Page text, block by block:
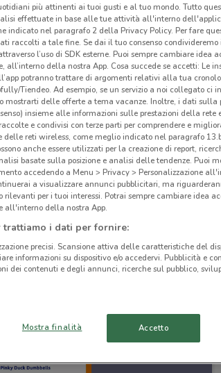
più attinenti ai tuoi gusti e al tuo mondo. Tutto
effettuate in base alle tue attività all'interno
indicato nel paragrafo 2 della Privacy Policy. Per fare
raccolti a tale fine. Se dai il tuo consenso
l’uso di SDK esterne. Puoi sempre cambiare idea
all’interno della nostra App. Cosa succede se accetti: Le
potranno trattare di argomenti relativi alla tua
Tiendeo. Ad esempio, se un servizio a noi collegato ci
mostrarti delle offerte a tema vacanze. Inoltre, i dati sulla
insieme alle informazioni sulle prestazioni della
raccolte e condivisi con terze parti per comprendere e
delle reti wireless, come meglio indicato nel paragrafo
anche essere utilizzati per la creazione di report,
basate sulla posizione e analisi delle tendenze. Puoi
accedendo a Menu > Privacy > Personalizzazione
a visualizzare annunci pubblicitari, ma
rilevanti per i tuoi interessi. Potrai sempre cambiare idea
all'interno della nostra App.
i dati per fornire:
precisi. Scansione attiva delle caratteristiche del
informazioni su dispositivo e/o accedervi. Pubblicità e
dei contenuti e degli annunci, ricerche sul pubblico,
Mostra finalità Accetto